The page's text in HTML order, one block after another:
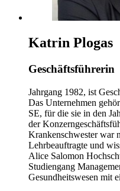
Katrin Plogas
Geschäftsführerin
Jahrgang 1982, ist
Das Unternehmen
SE, für die sie in den
der
Krankenschwester war
Lehrbeauftragte und
Alice Salomon
Studiengang
Gesundheitswesen mit